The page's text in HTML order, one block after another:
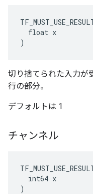
  float x
)
切り捨てられた入力が
行の部分。
デフォルトは 1
チャンネル
  int64 x
)